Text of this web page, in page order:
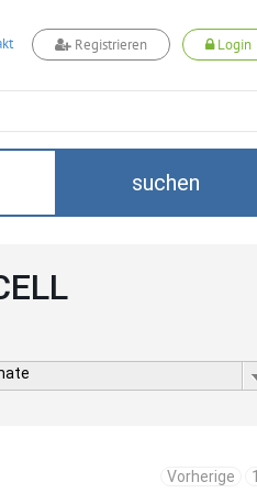
Registrieren Login
suchen
Vorherige 1